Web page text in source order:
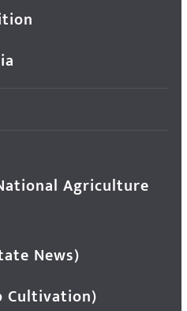
(National Agriculture
News)
Cultivation)